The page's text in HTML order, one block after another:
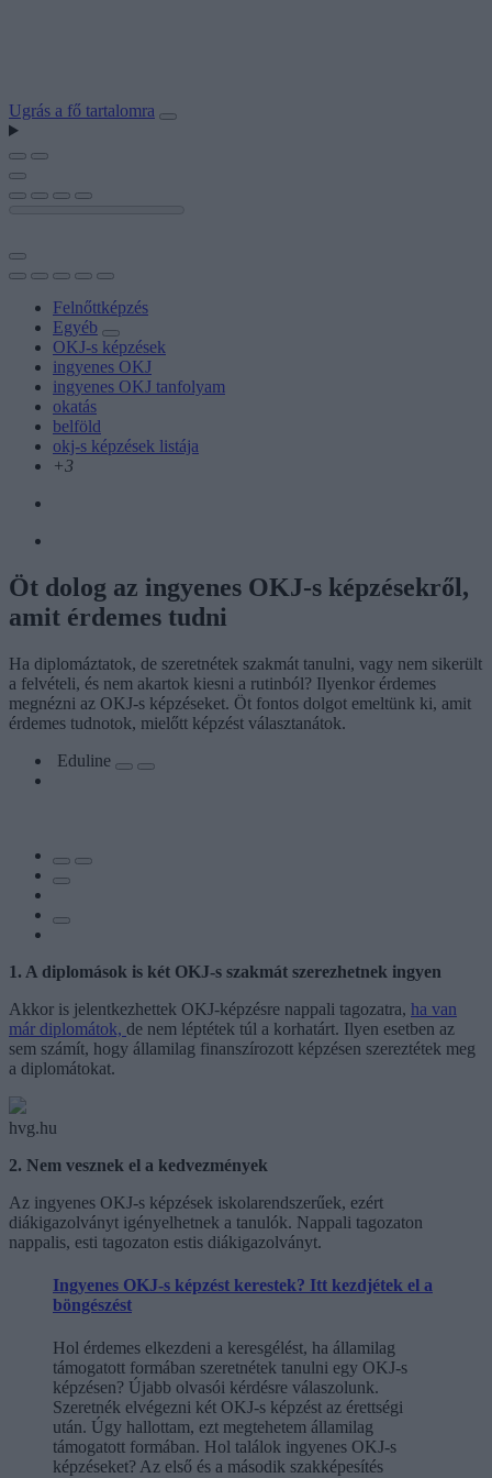
Ugrás a fő tartalomra
Felnőttképzés
Egyéb
OKJ-s képzések
ingyenes OKJ
ingyenes OKJ tanfolyam
okatás
belföld
okj-s képzések listája
+3
Öt dolog az ingyenes OKJ-s képzésekről,
amit érdemes tudni
Ha diplomáztatok, de szeretnétek szakmát tanulni, vagy nem sikerült
a felvételi, és nem akartok kiesni a rutinból? Ilyenkor érdemes
megnézni az OKJ-s képzéseket. Öt fontos dolgot emeltünk ki, amit
érdemes tudnotok, mielőtt képzést választanátok.
Eduline
1. A diplomások is két OKJ-s szakmát szerezhetnek ingyen
Akkor is jelentkezhettek OKJ-képzésre nappali tagozatra, ha van
már diplomátok, de nem léptétek túl a korhatárt. Ilyen esetben az
sem számít, hogy államilag finanszírozott képzésen szereztétek meg
a diplomátokat.
hvg.hu
2. Nem vesznek el a kedvezmények
Az ingyenes OKJ-s képzések iskolarendszerűek, ezért
diákigazolványt igényelhetnek a tanulók. Nappali tagozaton
nappalis, esti tagozaton estis diákigazolványt.
Ingyenes OKJ-s képzést kerestek? Itt kezdjétek el a
böngészést
Hol érdemes elkezdeni a keresgélést, ha államilag
támogatott formában szeretnétek tanulni egy OKJ-s
képzésen? Újabb olvasói kérdésre válaszolunk.
Szeretnék elvégezni két OKJ-s képzést az érettségi
után. Úgy hallottam, ezt megtehetem államilag
támogatott formában. Hol találok ingyenes OKJ-s
képzéseket? Az első és a második szakképesítés